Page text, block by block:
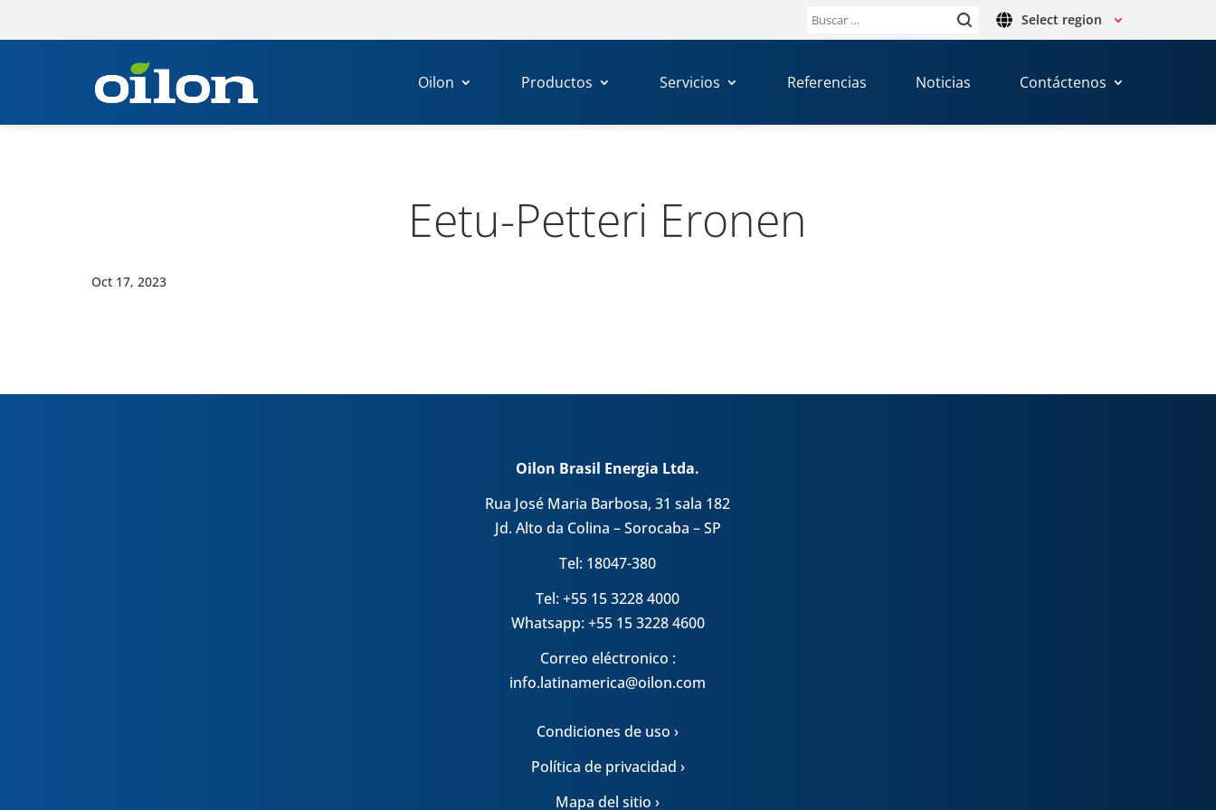
Buscar: Select region
Oilon Productos Servicios Referencias Noticias Contáctenos
Eetu-​Petteri Eronen
Oct 17, 2023
Oilon Brasil Energia Ltda.
Rua José Maria Barbosa, 31 sala 182
Jd. Alto da Colina – Sorocaba – SP
Tel: 18047-380
Tel: +55 15 3228 4000
Whatsapp: +55 15 3228 4600
Correo eléctronico :
info.latinamerica@oilon.com
Condiciones de uso ›
Política de privacidad ›
Mapa del sitio ›